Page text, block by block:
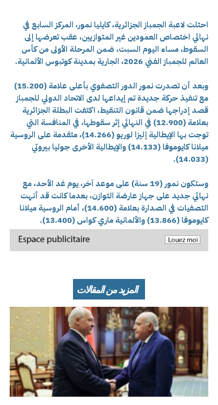
احتلت لاعبة الجمباز الجزائرية، كايليا نمور، المركز السابع في
نهائي اختصاص العمودين غير المتوازيين، عقب تعرضها إلى
السقوط، مساء اليوم السبت، ضمن المرحلة الأولى من كأس
العالم للجمباز الفني 2026، الجارية بمدينة كوتبوس الألمانية.
وبعد أن تصدرت نمور الدور التصفوي بأعلى علامة (15.200)
مع تنفيذ حركة جديدة تم إيداعها لدى الاتحاد الدولي للجمباز
قصد إدراجها ضمن قانون التنقيط، اكتفت البطلة الجزائرية
بعلامة (12.900) في النهائي إثر سقوطها، في المنافسة التي
توجت بها الإيطالية إليزا لوريو (14.266)، متقدمة على الروسية
ميلانا كايوموفا (14.133) والإيطالية الأخرى جوليا بيروتي
(14.033).
وستكون نمور (19 سنة) على موعد آخر، يوم غد الأحد، مع
نهائي جديد على جهاز عارضة التوازن، بعدما كانت قد أنهت
التصفيات في الصدارة بعلامة (14.600)، أمام الروسية ميلانا
كايوموفا (13.866) والألمانية ماري كواس (13.400).
المزيد من المقالات